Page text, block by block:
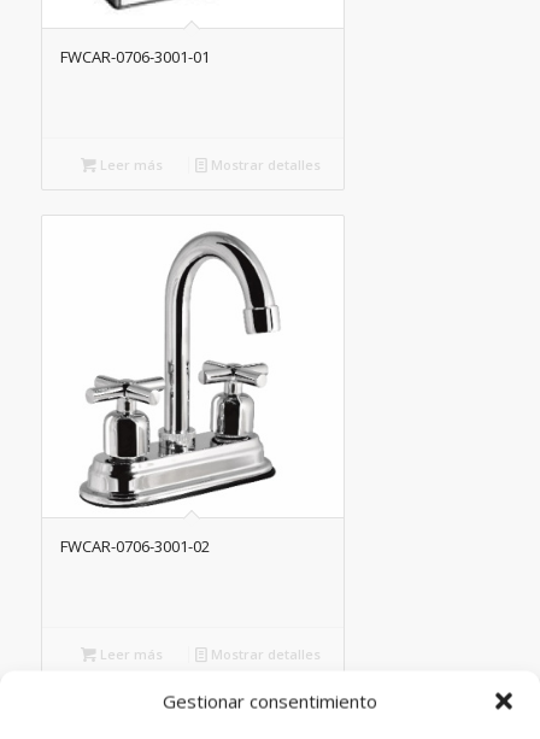
Gestionar consentimiento
FWCAR-0706-3001-01
Leer más Mostrar detalles
FWCAR-0706-3001-02
Leer más Mostrar detalles